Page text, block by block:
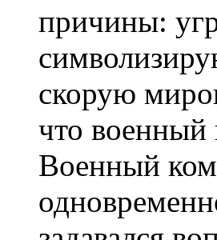
причины:
скорую
что
Военный